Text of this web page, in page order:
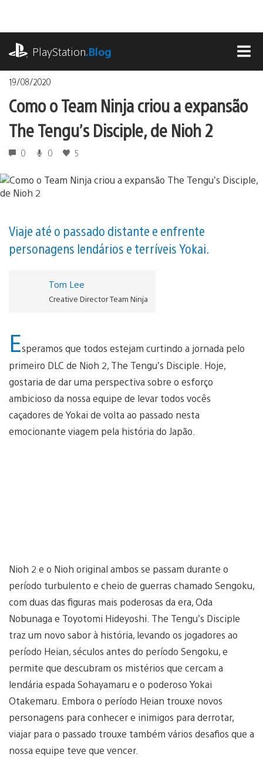
o
conteúdo
PlayStation.Blog
19/08/2020
Como o Team Ninja criou a expansão
The Tengu’s Disciple, de Nioh 2
0 0 5
Viaje até o passado distante e enfrente
personagens lendários e terríveis Yokai.
Tom Lee
Creative Director Team Ninja
Esperamos que todos estejam curtindo a jornada pelo
primeiro DLC de Nioh 2, The Tengu’s Disciple. Hoje,
gostaria de dar uma perspectiva sobre o esforço
ambicioso da nossa equipe de levar todos vocês
caçadores de Yokai de volta ao passado nesta
emocionante viagem pela história do Japão.
Nioh 2 e o Nioh original ambos se passam durante o
período turbulento e cheio de guerras chamado Sengoku,
com duas das figuras mais poderosas da era, Oda
Nobunaga e Toyotomi Hideyoshi. The Tengu’s Disciple
traz um novo sabor à história, levando os jogadores ao
período Heian, séculos antes do período Sengoku, e
permite que descubram os mistérios que cercam a
lendária espada Sohayamaru e o poderoso Yokai
Otakemaru. Embora o período Heian trouxe novos
personagens para conhecer e inimigos para derrotar,
viajar para o passado trouxe também vários desafios que a
nossa equipe teve que vencer.